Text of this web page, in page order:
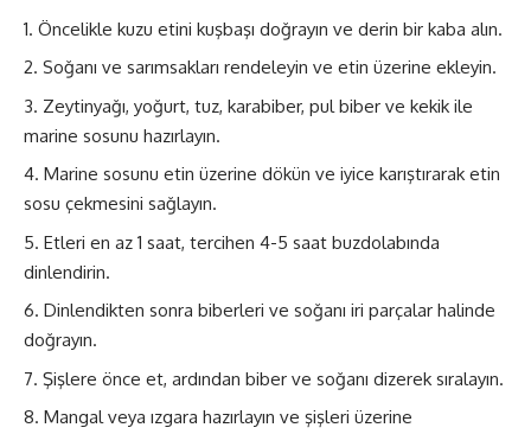
Öncelikle kuzu etini kuşbaşı doğrayın ve derin bir kaba alın.
Soğanı ve sarımsakları rendeleyin ve etin üzerine ekleyin.
Zeytinyağı, yoğurt, tuz, karabiber, pul biber ve kekik ile
marine sosunu hazırlayın.
Marine sosunu etin üzerine dökün ve iyice karıştırarak etin
sosu çekmesini sağlayın.
Etleri en az 1 saat, tercihen 4-5 saat buzdolabında
dinlendirin.
Dinlendikten sonra biberleri ve soğanı iri parçalar halinde
doğrayın.
Şişlere önce et, ardından biber ve soğanı dizerek sıralayın.
Mangal veya ızgara hazırlayın ve şişleri üzerine